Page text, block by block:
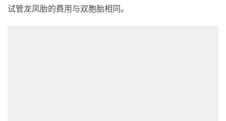
试管龙凤胎的费用与双胞胎相同。